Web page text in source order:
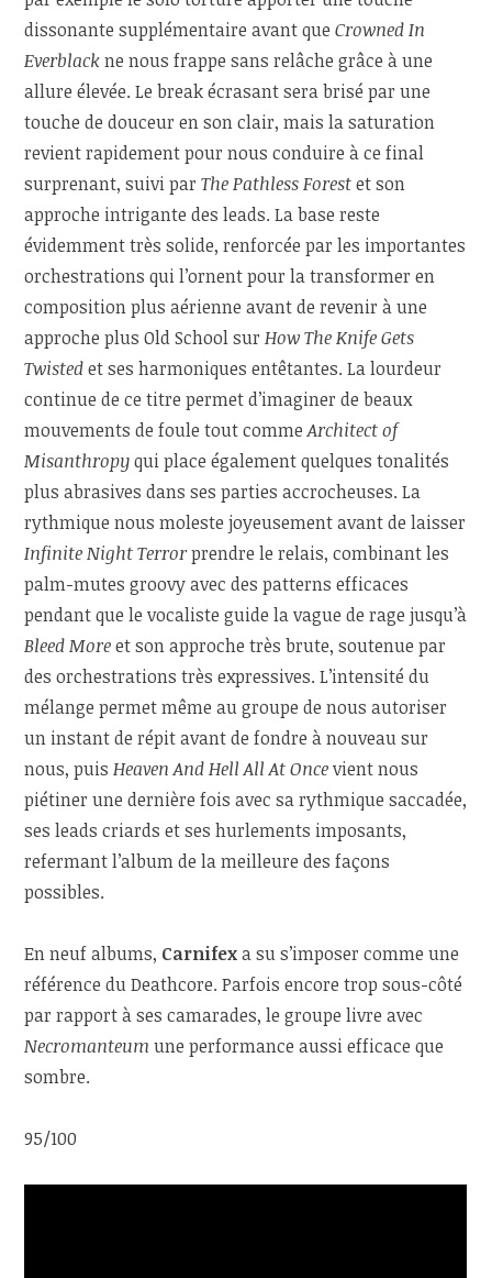
dissonante supplémentaire avant queCrowned In
Everblackne nous frappe sans relâche grâce à une
allure élevée. Le break écrasant sera brisé par une
touche de douceur en son clair, mais la saturation
revient rapidement pour nous conduire à ce final
surprenant, suivi parThe Pathless Forestet son
approche intrigante des leads. La base reste
évidemment très solide, renforcée par les importantes
orchestrations qui l’ornent pour la transformer en
composition plus aérienne avant de revenir à une
approche plus Old School surHow The Knife Gets
Twistedet ses harmoniques entêtantes. La lourdeur
continue de ce titre permet d’imaginer de beaux
mouvements de foule tout commeArchitect of
Misanthropyqui place également quelques tonalités
plus abrasives dans ses parties accrocheuses. La
rythmique nous moleste joyeusement avant de laisser
Infinite Night Terrorprendre le relais, combinant les
palm-mutes groovy avec des patterns efficaces
pendant que le vocaliste guide la vague de rage jusqu’à
Bleed Moreet son approche très brute, soutenue par
des orchestrations très expressives. L’intensité du
mélange permet même au groupe de nous autoriser
un instant de répit avant de fondre à nouveau sur
nous, puisHeaven And Hell All At Oncevient nous
piétiner une dernière fois avec sa rythmique saccadée,
ses leads criards et ses hurlements imposants,
refermant l’album de la meilleure des façons
possibles.
En neuf albums, Carnifexa su s’imposer comme une
référence du Deathcore. Parfois encore trop sous-côté
par rapport à ses camarades, le groupe livre avec
Necromanteum une performance aussi efficace que
sombre.
95/100